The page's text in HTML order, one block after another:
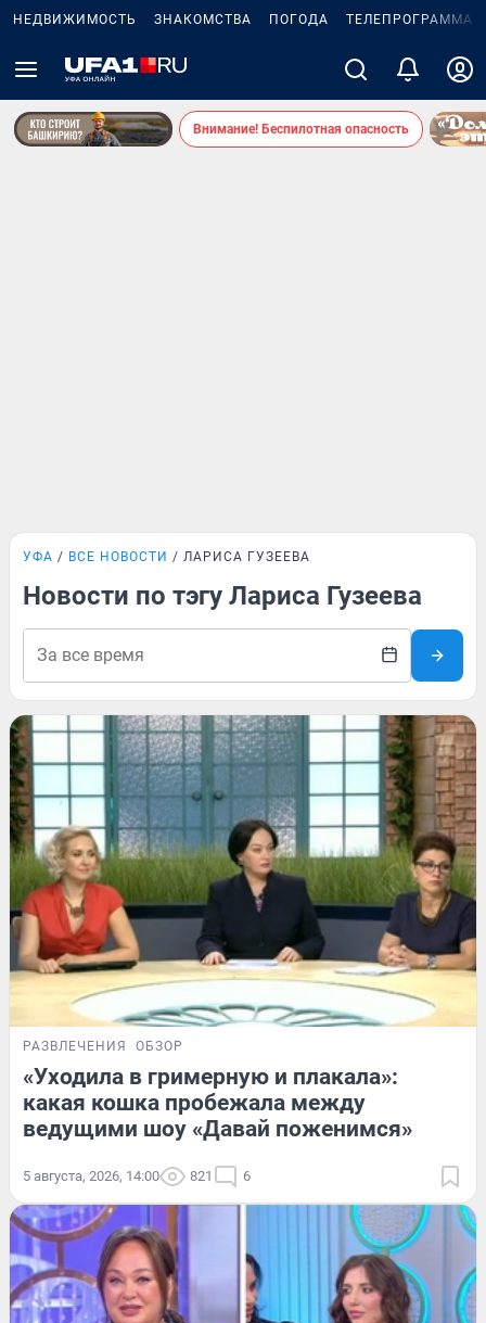
НЕДВИЖИМОСТЬ ЗНАКОМСТВА ПОГОДА ТЕЛЕПРОГРАММА
Внимание! Беспилотная опасность
УФА ВСЕ НОВОСТИ ЛАРИСА ГУЗЕЕВА
Новости по тэгу Лариса Гузеева
РАЗВЛЕЧЕНИЯ ОБЗОР
«Уходила в гримерную и плакала»:
какая кошка пробежала между
ведущими шоу «Давай поженимся»
5 августа, 2026, 14:00 821 6